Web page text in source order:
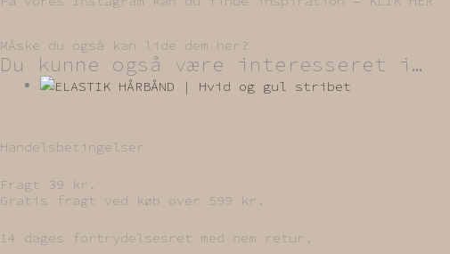
MÅske du også kan lide dem her?
Du kunne også være interesseret i…
Handelsbetingelser
Fragt 39 kr.
Gratis fragt ved køb over 599 kr.
14 dages fortrydelsesret med nem retur.